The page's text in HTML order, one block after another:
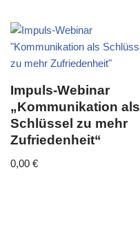
Impuls-Webinar
„Kommunikation als
Schlüssel zu mehr
Zufriedenheit“
0,00 €